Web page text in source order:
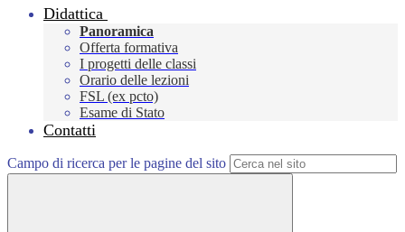
Didattica
Panoramica
Offerta formativa
I progetti delle classi
Orario delle lezioni
FSL (ex pcto)
Esame di Stato
Contatti
Campo di ricerca per le pagine del sito